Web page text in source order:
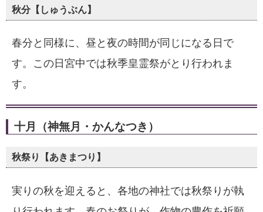
秋分【しゅうぶん】
春分と同様に、昼と夜の時間が同じになる日で
す。この日宮中では秋季皇霊祭がとり行われま
す。
十月（神無月・かんなつき）
秋祭り【あきまつり】
実りの秋を迎えると、各地の神社では秋祭りが執